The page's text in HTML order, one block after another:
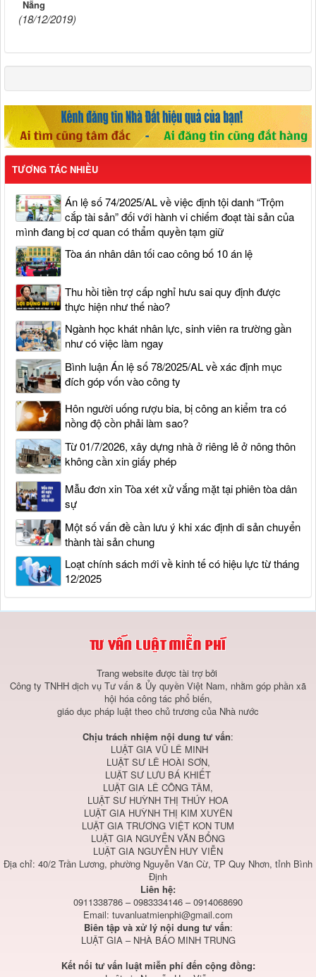
Nẵng
(18/12/2019)
TƯƠNG TÁC NHIỀU
Án lệ số 74/2025/AL về việc định tội danh “Trộm
cắp tài sản” đối với hành vi chiếm đoạt tài sản của
mình đang bị cơ quan có thẩm quyền tạm giữ
Tòa án nhân dân tối cao công bố 10 án lệ
Thu hồi tiền trợ cấp nghỉ hưu sai quy định được
thực hiện như thế nào?
Ngành học khát nhân lực, sinh viên ra trường gần
như có việc làm ngay
Bình luận Án lệ số 78/2025/AL về xác định mục
đích góp vốn vào công ty
Hôn người uống rượu bia, bị công an kiểm tra có
nồng độ cồn phải làm sao?
Từ 01/7/2026, xây dựng nhà ở riêng lẻ ở nông thôn
không cần xin giấy phép
Mẫu đơn xin Tòa xét xử vắng mặt tại phiên tòa dân
sự
Một số vấn đề cần lưu ý khi xác định di sản chuyển
thành tài sản chung
Loạt chính sách mới về kinh tế có hiệu lực từ tháng
12/2025
Trang website được tài trợ bởi
Công ty TNHH dịch vụ Tư vấn & Ủy quyền Việt Nam, nhằm góp phần xã
hội hóa công tác phổ biến,
giáo dục pháp luật theo chủ trương của Nhà nước
Chịu trách nhiệm nội dung tư vấn:
LUẬT GIA VŨ LÊ MINH
LUẬT SƯ LÊ HOÀI SƠN,
LUẬT SƯ LƯU BÁ KHIẾT
LUẬT GIA LÊ CÔNG TÂM,
LUẬT SƯ HUỲNH THỊ THÚY HOA
LUẬT GIA HUỲNH THỊ KIM XUYÊN
LUẬT GIA TRƯƠNG VIỆT KON TUM
LUẬT GIA NGUYỄN VĂN BỔNG
LUẬT GIA NGUYỄN HUY VIỄN
Địa chỉ: 40/2 Trần Lương, phường Nguyễn Văn Cừ, TP Quy Nhơn, tỉnh Bình
Định
Liên hệ:
0911338786 – 0983334146 – 0914068690
Email: tuvanluatmienphi@gmail.com
Biên tập và xử lý nội dung tư vấn:
LUẬT GIA – NHÀ BÁO MINH TRUNG
Kết nối tư vấn luật miễn phí đến cộng đồng: